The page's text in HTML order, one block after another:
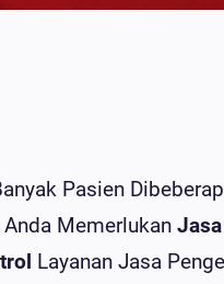
Pasien
Memerlukan
Layanan Jasa